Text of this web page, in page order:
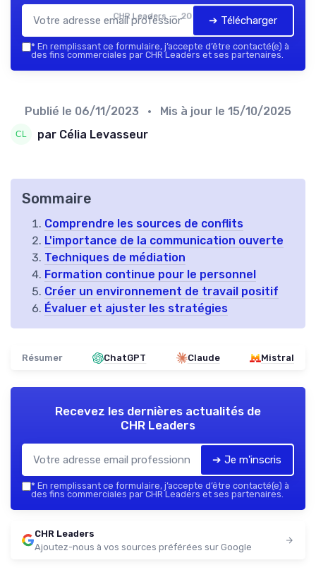
CHR Leaders — 2026 ➔ Télécharger
* En remplissant ce formulaire, j’accepte d’être contacté(e) à
des fins commerciales par CHR Leaders et ses partenaires.
Publié le 06/11/2023 • Mis à jour le 15/10/2025
par Célia Levasseur
Sommaire
Comprendre les sources de conflits
L'importance de la communication ouverte
Techniques de médiation
Formation continue pour le personnel
Créer un environnement de travail positif
Évaluer et ajuster les stratégies
Résumer ChatGPT Claude Mistral
Recevez les dernières actualités de
CHR Leaders
➔ Je m'inscris
* En remplissant ce formulaire, j’accepte d’être contacté(e) à
des fins commerciales par CHR Leaders et ses partenaires.
CHR Leaders
Ajoutez-nous à vos sources préférées sur Google